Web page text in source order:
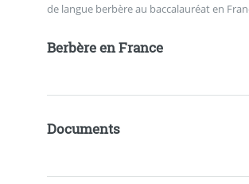
de langue berbère au baccalauréat en
Berbère en France
Documents